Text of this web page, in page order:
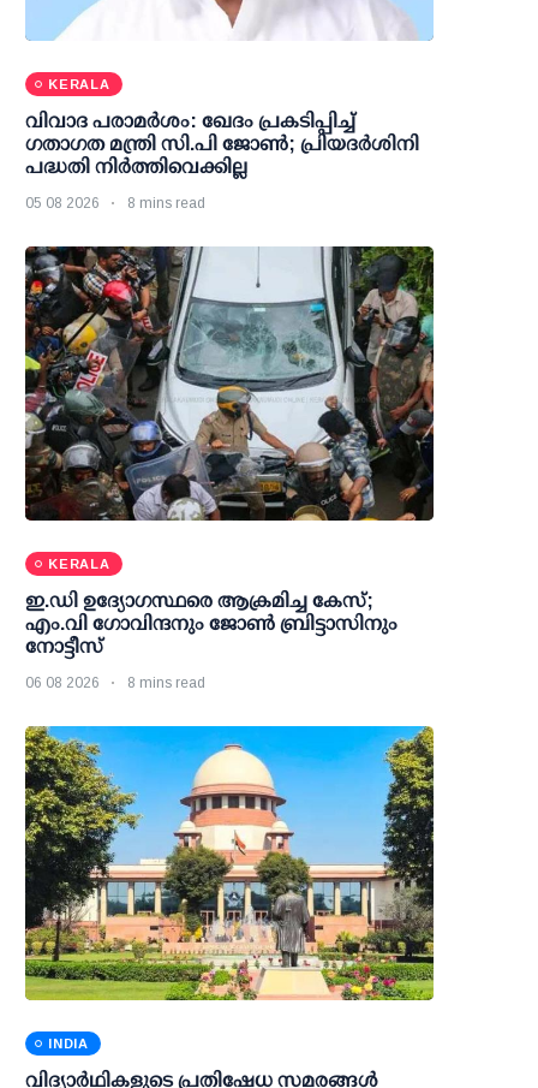
KERALA
വിവാദ പരാമര്‍ശം: ഖേദം പ്രകടിപ്പിച്ച്
ഗതാഗത മന്ത്രി സി.പി ജോണ്‍; പ്രിയദര്‍ശിനി
പദ്ധതി നിര്‍ത്തിവെക്കില്ല
05 08 2026 8 mins read
KERALA
ഇ.ഡി ഉദ്യോഗസ്ഥരെ ആക്രമിച്ച കേസ്;
എം.വി ഗോവിന്ദനും ജോണ്‍ ബ്രിട്ടാസിനും
നോട്ടീസ്
06 08 2026 8 mins read
INDIA
വിദ്യാര്‍ഥികളുടെ പ്രതിഷേധ സമരങ്ങള്‍